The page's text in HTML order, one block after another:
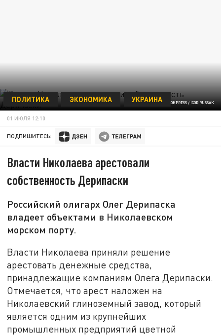
ФОТО: GLOBALLOOKPRESS / IGOR RUSSAK
ПОЛИТИКА ЭКОНОМИКА УКРАИНА
01 ИЮЛЯ 12:10
ПОДПИШИТЕСЬ:
Власти Николаева арестовали
собственность Дерипаски
Российский олигарх Олег Дерипаска
владеет объектами в Николаевском
морском порту.
Власти Николаева приняли решение
арестовать денежные средства,
принадлежащие компаниям Олега Дерипаски.
Отмечается, что арест наложен на
Николаевский глиноземный завод, который
является одним из крупнейших
промышленных предприятий цветной